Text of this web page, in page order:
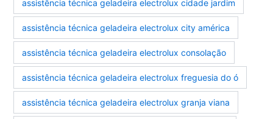
assistência técnica geladeira electrolux cidade jardim
assistência técnica geladeira electrolux city américa
assistência técnica geladeira electrolux consolação
assistência técnica geladeira electrolux freguesia do ó
assistência técnica geladeira electrolux granja viana